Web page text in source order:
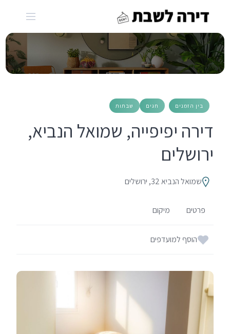
בין הזמנים חגים שבתות
דירה יפיפייה, שמואל הנביא,
ירושלים
שמואל הנביא 32, ירושלים
פרטים מיקום
הוסף למועדפים